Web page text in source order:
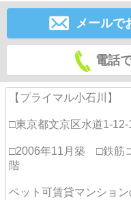
メールで
電話
【プライマル小石川】
□東京都文京区水道1-12-
□2006年11月築 □鉄筋
階
ペット可賃貸マンション